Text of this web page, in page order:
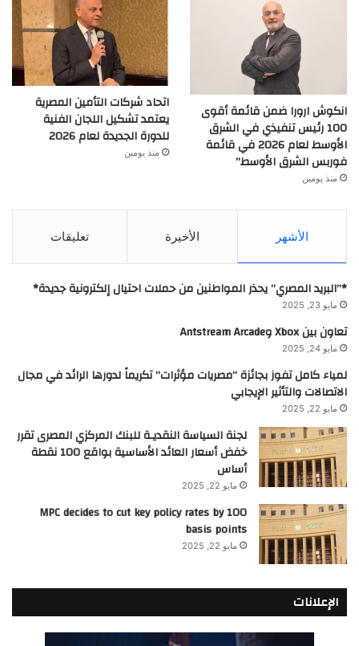
انكوش ارورا ضمن قائمة أقوى
100 رئيس تنفيذي في الشرق
الأوسط لعام 2026 في قائمة
فوربس الشرق الأوسط”
منذ يومين
اتحاد شركات التأمين المصرية
يعتمد تشكيل اللجان الفنية
للدورة الجديدة لعام 2026
منذ يومين
الأشهر الأخيرة تعليقات
*”البريد المصري” يحذر المواطنين من حملات احتيال إلكترونية جديدة*
مايو 23, 2025
تعاون بين Xbox وAntstream Arcade
مايو 24, 2025
لمياء كامل تفوز بجائزة “مصريات مؤثرات” تكريماً لدورها الرائد في مجال
الاتصالات والتأثير الإيجابي
مايو 22, 2025
لجنة السياسة النقديـة للبنك المركزي المصرى تقرر
خفض أسعار العائد الأساسية بواقع 100 نقطة
أساس
مايو 22, 2025
MPC decides to cut key policy rates by 100
basis points
مايو 22, 2025
الإعلانات